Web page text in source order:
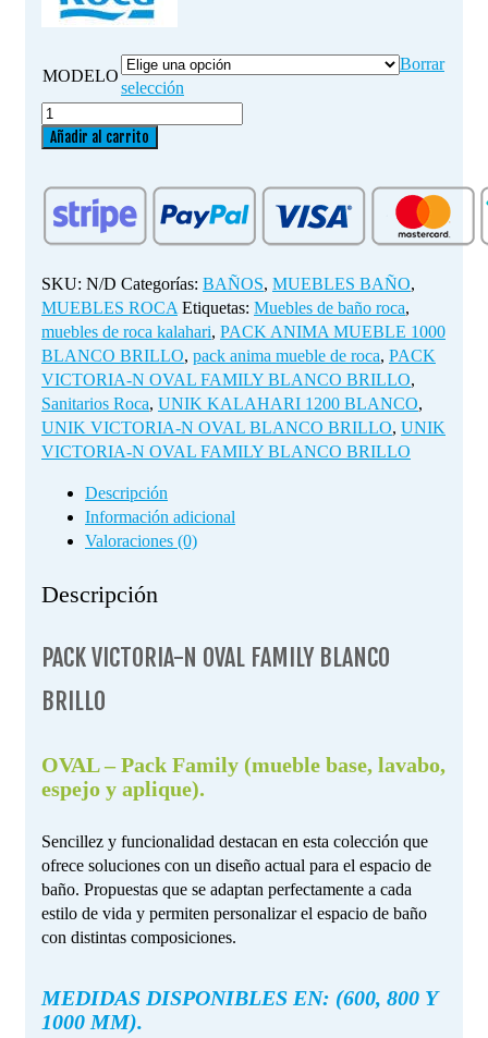
MODELO
Borrar
selección
PACK
VICTORIA-
OVAL
FAMILY
BLANCO
(600,800
y
1000
mm)
cantidad
Añadir al carrito
SKU: N/D Categorías: BAÑOS, MUEBLES BAÑO,
MUEBLES ROCA Etiquetas: Muebles de baño roca,
muebles de roca kalahari, PACK ANIMA MUEBLE 1000
BLANCO BRILLO, pack anima mueble de roca, PACK
VICTORIA-N OVAL FAMILY BLANCO BRILLO,
Sanitarios Roca, UNIK KALAHARI 1200 BLANCO,
UNIK VICTORIA-N OVAL BLANCO BRILLO, UNIK
VICTORIA-N OVAL FAMILY BLANCO BRILLO
Descripción
Información adicional
Valoraciones (0)
Descripción
PACK VICTORIA-N OVAL FAMILY BLANCO
BRILLO
OVAL – Pack Family (mueble base, lavabo,
espejo y aplique).
Sencillez y funcionalidad destacan en esta colección que
ofrece soluciones con un diseño actual para el espacio de
baño. Propuestas que se adaptan perfectamente a cada
estilo de vida y permiten personalizar el espacio de baño
con distintas composiciones.
MEDIDAS DISPONIBLES EN: (600, 800 Y
1000 MM).